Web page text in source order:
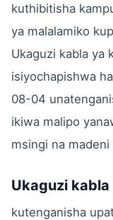
kuthibitisha
ya malalamiko
Ukaguzi kabla ya
isiyochapishwa
08-04
ikiwa malipo
msingi na madeni
Ukaguzi
kutenganisha